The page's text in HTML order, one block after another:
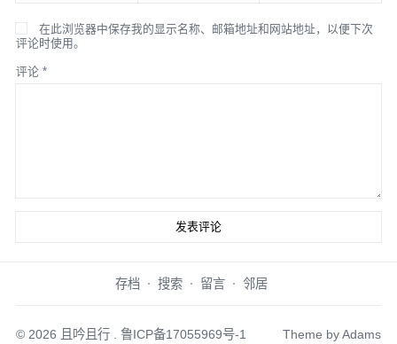
在此浏览器中保存我的显示名称、邮箱地址和网站地址，以便下次
评论时使用。
评论 *
存档 搜索 留言 邻居
© 2026 且吟且行 鲁ICP备17055969号-1 Theme byAdams